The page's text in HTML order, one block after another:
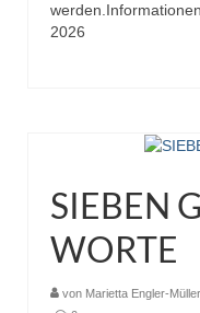
2026
SIEBEN
WORTE
von Marietta Engler-Müller